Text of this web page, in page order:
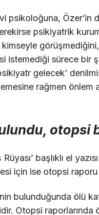
psikoloğuna, Özer’in
psikiyatrik
istemediği sürece bir
gelecek’
rağmen önlem
otopsi
başlıklı el
için ise otopsi
bulunduğunda ölü
Otopsi